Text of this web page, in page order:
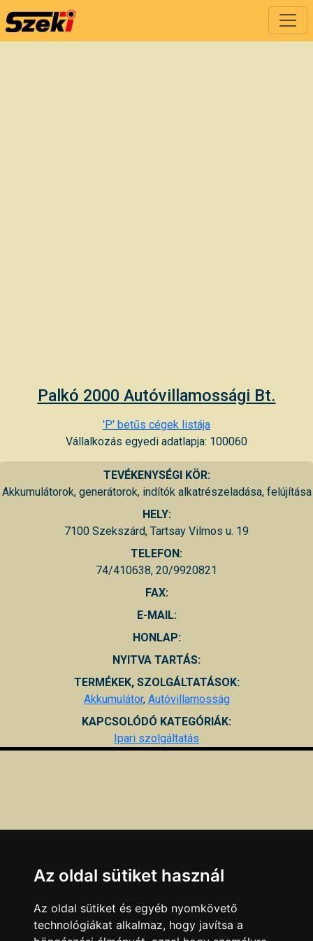
Palkó 2000 Autóvillamossági Bt.
'P' betűs cégek listája
Vállalkozás egyedi adatlapja: 100060
TEVÉKENYSÉGI KÖR:
Akkumulátorok, generátorok, indítók alkatrészeladása, felújítása
HELY:
7100 Szekszárd, Tartsay Vilmos u. 19
TELEFON:
74/410638, 20/9920821
FAX:
E-MAIL:
HONLAP:
NYITVA TARTÁS:
TERMÉKEK, SZOLGÁLTATÁSOK:
Akkumulátor, Autóvillamosság
KAPCSOLÓDÓ KATEGÓRIÁK:
Ipari szolgáltatás
Az oldal sütiket használ
Az oldal sütiket és egyéb nyomkövető
technológiákat alkalmaz, hogy javítsa a